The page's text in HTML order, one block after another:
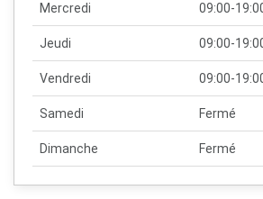
Mercredi 09:00-
Jeudi 09:00-
Vendredi 09:00-
Samedi Fermé
Dimanche Fermé